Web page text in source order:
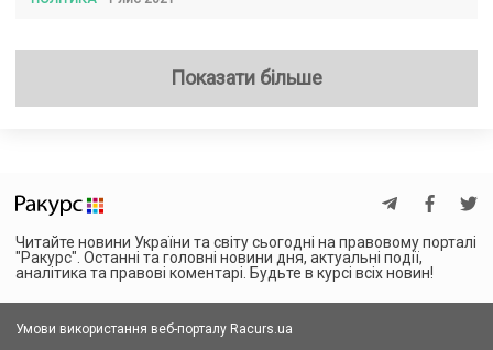
Показати більше
Читайте новини України та світу сьогодні на правовому порталі
"Ракурс". Останні та головні новини дня, актуальні події,
аналітика та правові коментарі. Будьте в курсі всіх новин!
Умови використання веб-порталу Racurs.ua